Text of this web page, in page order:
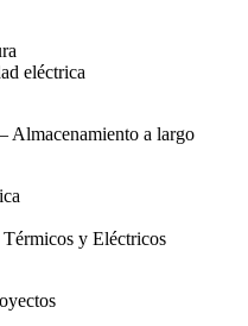
eléctrica
Almacenamiento a largo
Térmicos y Eléctricos